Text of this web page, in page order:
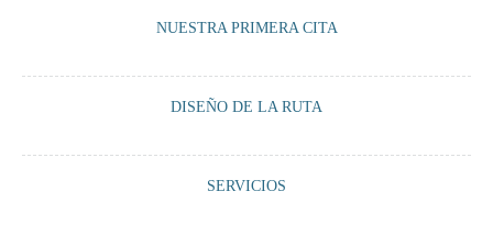
NUESTRA PRIMERA CITA
un café virtual y orientarte sobre lo que podemos ofrecerte según tus
DISEÑO DE LA RUTA
alojamientos, vehículo, guía, visitas, actividades, encuentros…
SERVICIOS